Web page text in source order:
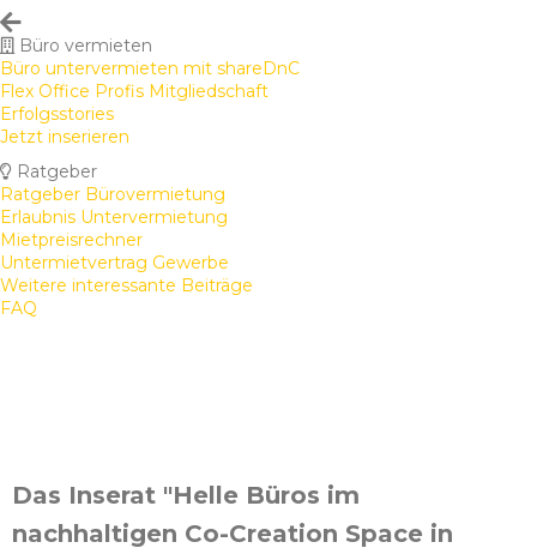
Büro vermieten
Büro untervermieten mit shareDnC
Flex Office Profis Mitgliedschaft
Erfolgsstories
Jetzt inserieren
Ratgeber
Ratgeber Bürovermietung
Erlaubnis Untervermietung
Mietpreisrechner
Untermietvertrag Gewerbe
Weitere interessante Beiträge
FAQ
Das Inserat "Helle Büros im
nachhaltigen Co-Creation Space in